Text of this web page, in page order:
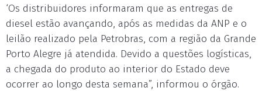
‘Os distribuidores informaram que as entregas de
diesel estão avançando, após as medidas da ANP e o
leilão realizado pela Petrobras, com a região da Grande
Porto Alegre já atendida. Devido a questões logísticas,
a chegada do produto ao interior do Estado deve
ocorrer ao longo desta semana”, informou o órgão.